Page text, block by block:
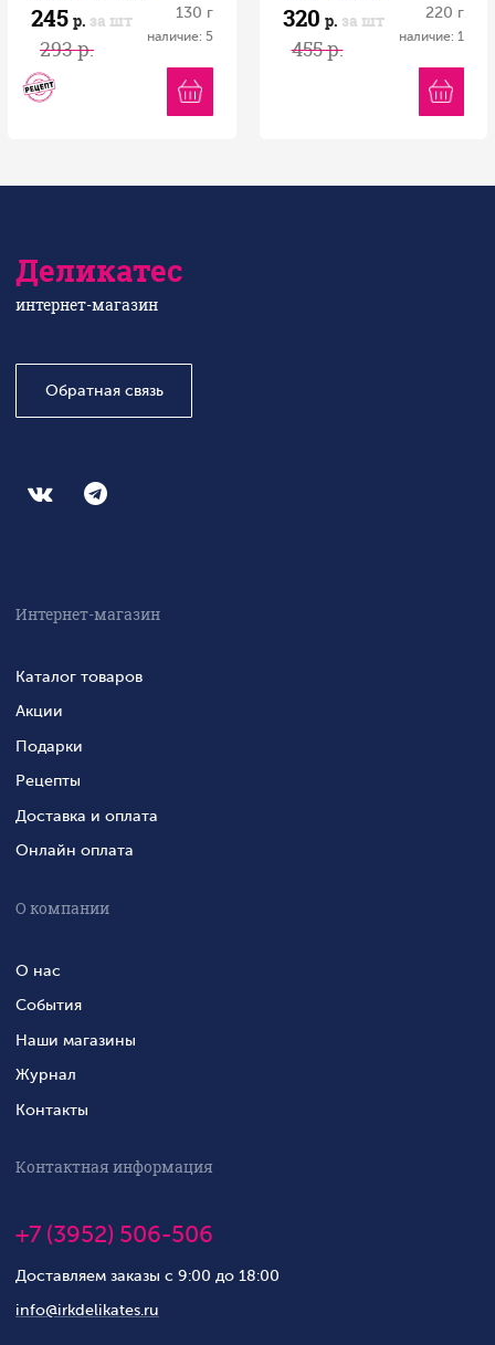
245 р. за шт
293 р.
130 г
наличие: 5
320 р. за шт
455 р.
220 г
наличие: 1
Деликатес
интернет-магазин
Обратная связь
Интернет-магазин
Каталог товаров
Акции
Подарки
Рецепты
Доставка и оплата
Онлайн оплата
О компании
О нас
События
Наши магазины
Журнал
Контакты
Контактная информация
+7 (3952) 506-506
Доставляем заказы с 9:00 до 18:00
info@irkdelikates.ru